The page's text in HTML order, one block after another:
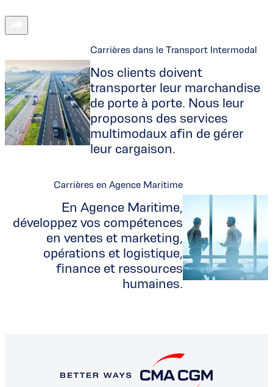
Carrières dans le Transport Intermodal
Nos clients doivent
transporter leur marchandise
de porte à porte. Nous leur
proposons des services
multimodaux afin de gérer
leur cargaison.
Carrières en Agence Maritime
En Agence Maritime,
développez vos compétences
en ventes et marketing,
opérations et logistique,
finance et ressources
humaines.